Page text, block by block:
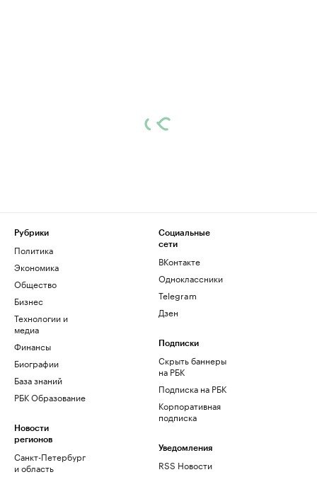
Рубрики
Политика
Экономика
Общество
Бизнес
Технологии и
медиа
Финансы
Биографии
База знаний
РБК Образование
Новости
регионов
Санкт-Петербург
и область
Социальные
сети
ВКонтакте
Одноклассники
Telegram
Дзен
Подписки
Скрыть баннеры
на РБК
Подписка на РБК
Корпоративная
подписка
Уведомления
RSS Новости